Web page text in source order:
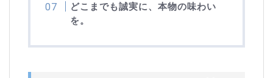
どこまでも誠実に、本物の味わい
を。